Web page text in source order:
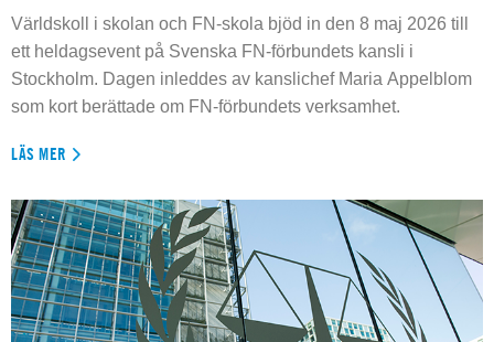
Världskoll i skolan och FN-skola bjöd in den 8 maj 2026 till
ett heldagsevent på Svenska FN-förbundets kansli i
Stockholm. Dagen inleddes av kanslichef Maria Appelblom
som kort berättade om FN-förbundets verksamhet.
LÄS MER